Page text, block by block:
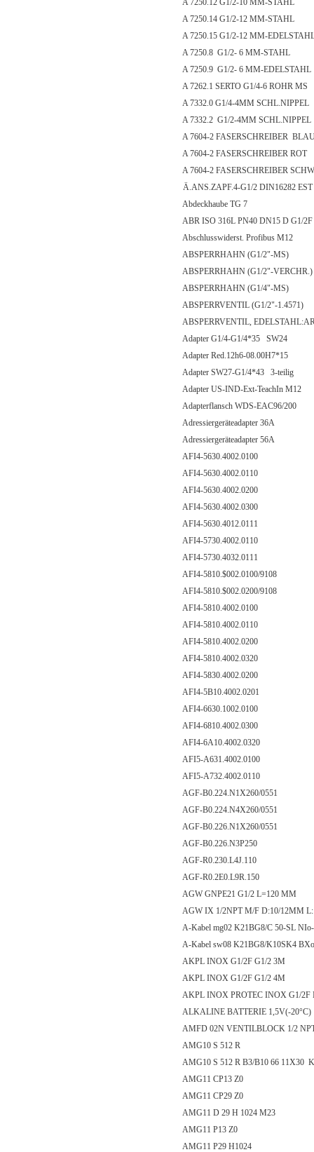
A 7250.12 G1/2-10 MM-STAHL
A 7250.14 G1/2-12 MM-STAHL
A 7250.15 G1/2-12 MM-
A 7250.8 G1/2- 6 MM-STAHL
A 7250.9 G1/2- 6 MM-EDELSTAHL
A 7262.1 SERTO G1/4-6 ROHR MS
A 7332.0 G1/4-4MM SCHL.NIPPEL
A 7332.2 G1/2-4MM SCHL.NIPPEL
A 7604-2 FASERSCHREIBER
A 7604-2 FASERSCHREIBER ROT
A 7604-2 FASERSCHREIBER
Ä.ANS.ZAPF.4-G1/2 DIN16282 EST
Abdeckhaube TG 7
ABR ISO 316L PN40 DN15 D G1/2F
Abschlusswiderst. Profibus M12
ABSPERRHAHN (G1/2"-MS)
ABSPERRHAHN (G1/2"-VERCHR.)
ABSPERRHAHN (G1/4"-MS)
ABSPERRVENTIL (G1/2"-1.4571)
ABSPERRVENTIL,
Adapter G1/4-G1/4*35 SW24
Adapter Red.12h6-08.00H7*15
Adapter SW27-G1/4*43 3-teilig
Adapter US-IND-Ext-TeachIn M12
Adapterflansch WDS-EAC96/200
Adressiergeräteadapter 36A
Adressiergeräteadapter 56A
AFI4-5630.4002.0100
AFI4-5630.4002.0110
AFI4-5630.4002.0200
AFI4-5630.4002.0300
AFI4-5630.4012.0111
AFI4-5730.4002.0110
AFI4-5730.4032.0111
AFI4-5810.$002.0100/9108
AFI4-5810.$002.0200/9108
AFI4-5810.4002.0100
AFI4-5810.4002.0110
AFI4-5810.4002.0200
AFI4-5810.4002.0320
AFI4-5830.4002.0200
AFI4-5B10.4002.0201
AFI4-6630.1002.0100
AFI4-6810.4002.0300
AFI4-6A10.4002.0320
AFI5-A631.4002.0100
AFI5-A732.4002.0110
AGF-B0.224.N1X260/0551
AGF-B0.224.N4X260/0551
AGF-B0.226.N1X260/0551
AGF-B0.226.N3P250
AGF-R0.230.L4J.110
AGF-R0.2E0.L9R.150
AGW GNPE21 G1/2 L=120 MM
AGW IX 1/2NPT M/F D:10/12MM
A-Kabel mg02 K21BG8/C 50-SL
A-Kabel sw08 K21BG8/K10SK4
AKPL INOX G1/2F G1/2 3M
AKPL INOX G1/2F G1/2 4M
AKPL INOX PROTEC INOX G1/2F
ALKALINE BATTERIE 1,5V(-20°C)
AMFD 02N VENTILBLOCK 1/2
AMG10 S 512 R
AMG10 S 512 R B3/B10 66 11X30
AMG11 CP13 Z0
AMG11 CP29 Z0
AMG11 D 29 H 1024 M23
AMG11 P13 Z0
AMG11 P29 H1024